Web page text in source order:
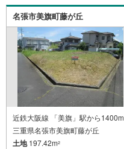
名張市美旗町藤が丘
近鉄大阪線 「美旗」駅から1400m
三重県名張市美旗町藤が丘
土地197.42m2